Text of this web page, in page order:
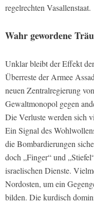
regelrechten Vasallenstaat.
Wahr gewordene
Unklar bleibt der Effekt
Überreste der Armee
neuen Zentralregierung
Gewaltmonopol gegen
Die Verluste werden sich
Ein Signal des
die Bombardierungen
doch „Finger“ und
israelischen Dienste.
Nordosten, um ein
bilden. Die kurdisch